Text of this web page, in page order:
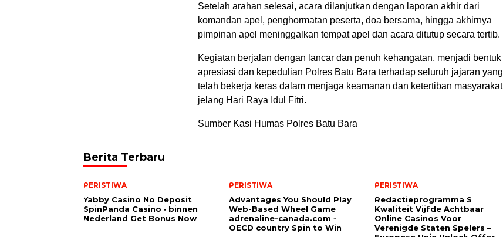
Setelah arahan selesai, acara dilanjutkan dengan laporan akhir dari
komandan apel, penghormatan peserta, doa bersama, hingga akhirnya
pimpinan apel meninggalkan tempat apel dan acara ditutup secara tertib.
Kegiatan berjalan dengan lancar dan penuh kehangatan, menjadi bentuk
apresiasi dan kepedulian Polres Batu Bara terhadap seluruh jajaran yang
telah bekerja keras dalam menjaga keamanan dan ketertiban masyarakat
jelang Hari Raya Idul Fitri.
Sumber Kasi Humas Polres Batu Bara
Berita Terbaru
PERISTIWA
Yabby Casino No Deposit
SpinPanda Casino · binnen
Nederland Get Bonus Now
PERISTIWA
Advantages You Should Play
Web-Based Wheel Game
adrenaline-canada.com ◦
OECD country Spin to Win
PERISTIWA
Redactieprogramma S
Kwaliteit Vijfde Achtbaar
Online Casinos Voor
Verenigde Staten Spelers –